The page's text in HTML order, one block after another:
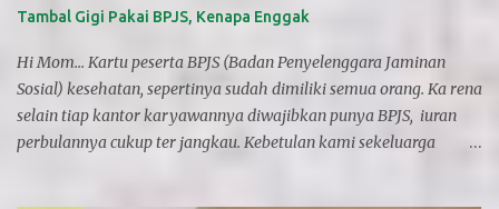
Tambal Gigi Pakai BPJS, Kenapa Enggak
Hi Mom... Kartu peserta BPJS (Badan Penyelenggara Jaminan
Sosial) kesehatan, sepertinya sudah dimiliki semua orang. Ka rena
selain tiap kantor karyawannya diwajibkan punya BPJS, iuran
perbulannya cukup ter jangkau. Kebetulan kami sekeluarga